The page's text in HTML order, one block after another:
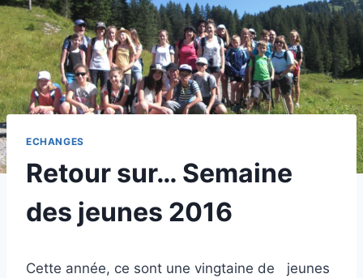
ECHANGES
Retour sur… Semaine
des jeunes 2016
Cette année, ce sont une vingtaine de jeunes